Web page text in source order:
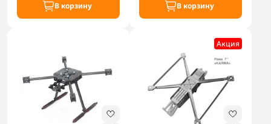
В корзину В корзину
Акция